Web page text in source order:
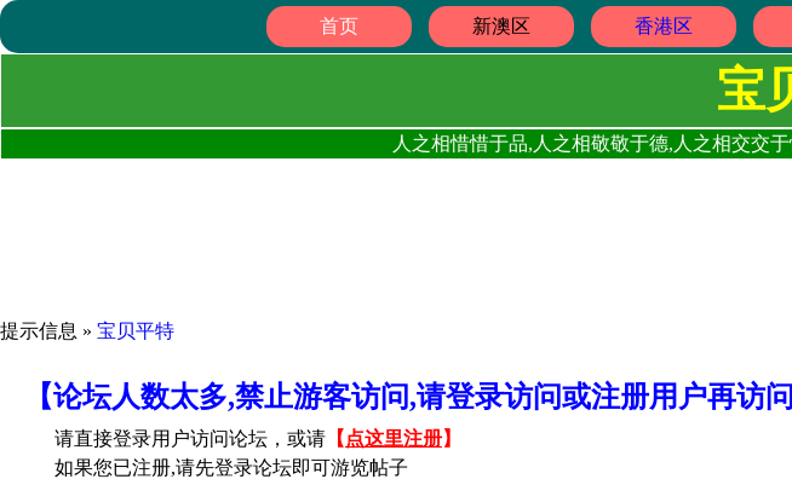
首页 新澳区 香港区
宝
人之相惜惜于品,人之相敬敬于德,人之相交交
提示信息 » 宝贝平特
【论坛人数太多,禁止游客访问,请登录访问或注册用户再访
请直接登录用户访问论坛，或请 【 点这里注册】
如果您已注册,请先登录论坛即可游览帖子